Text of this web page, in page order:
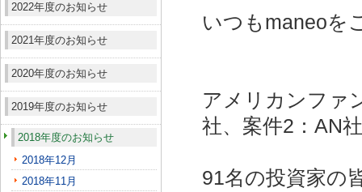
2022年度のお知らせ
2021年度のお知らせ
2020年度のお知らせ
2019年度のお知らせ
2018年度のお知らせ
2018年12月
2018年11月
いつもmaneoを
アメリカンファ
社、案件2：AN
91名の投資家の